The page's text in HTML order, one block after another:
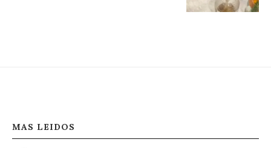
MAS LEIDOS